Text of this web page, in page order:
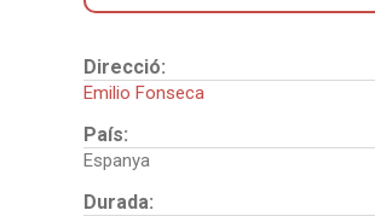
Direcció:
Emilio Fonseca
País:
Espanya
Durada: